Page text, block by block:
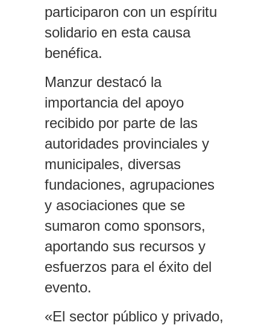
participaron con un espíritu
solidario en esta causa
benéfica.
Manzur destacó la
importancia del apoyo
recibido por parte de las
autoridades provinciales y
municipales, diversas
fundaciones, agrupaciones
y asociaciones que se
sumaron como sponsors,
aportando sus recursos y
esfuerzos para el éxito del
evento.
«El sector público y privado,